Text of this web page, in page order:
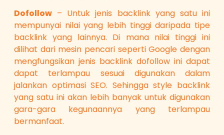
Dofollow – Untuk jenis backlink yang satu ini
mempunyai nilai yang lebih tinggi daripada tipe
backlink yang lainnya. Di mana nilai tinggi ini
dilihat dari mesin pencari seperti Google dengan
mengfungsikan jenis backlink dofollow ini dapat
dapat terlampau sesuai digunakan dalam
jalankan optimasi SEO. Sehingga style backlink
yang satu ini akan lebih banyak untuk digunakan
gara-gara kegunaannya yang terlampau
bermanfaat.